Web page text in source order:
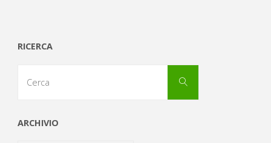
RICERCA
Cerca
ARCHIVIO